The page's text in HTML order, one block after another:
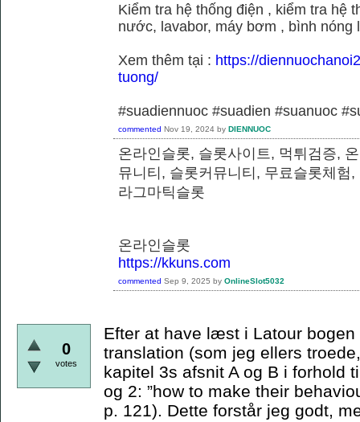
Kiểm tra hệ thống điện , kiểm tra hệ
nước, lavabor, máy bơm , bình nóng
Xem thêm tại : https://
tuong/
#suadiennuoc #suadien #suanuoc
commented Nov 19, 2024 by DIENNUOC
온라인슬롯, 슬롯사이트, 먹튀검증,
뮤니티, 슬롯커뮤니티, 무료슬롯체험
라그마틱슬롯
온라인슬롯
https://kkuns.com
commented Sep 9, 2025 by OnlineSlot5032
0
votes
Efter at have læst i Latour
translation (som jeg ellers
kapitel 3s afsnit A og B i forhold
og 2: ”how to make their
p. 121). Dette forstår jeg godt,